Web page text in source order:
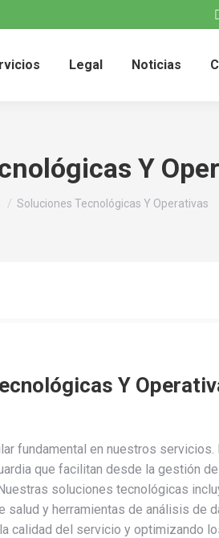
Legal Noticias
Y
Soluciones Tecnológicas Y Operativas
Y
fundamental en nuestros servicios.
que facilitan desde la gestión
soluciones tecnológicas
salud y herramientas de análisis de
calidad del servicio y optimizando